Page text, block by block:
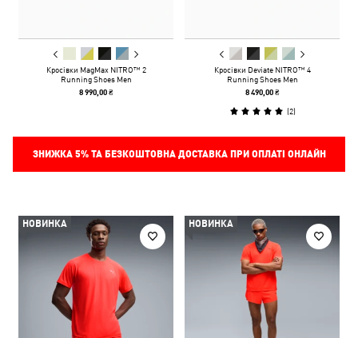
Кросівки MagMax NITRO™ 2
Running Shoes Men
8 990,00 ₴
Кросівки Deviate NITRO™ 4
Running Shoes Men
8 490,00 ₴
(2)
ЗНИЖКА 5%ТА БЕЗКОШТОВНА ДОСТАВКА ПРИ ОПЛАТІ ОНЛАЙН
НОВИНКА НОВИНКА